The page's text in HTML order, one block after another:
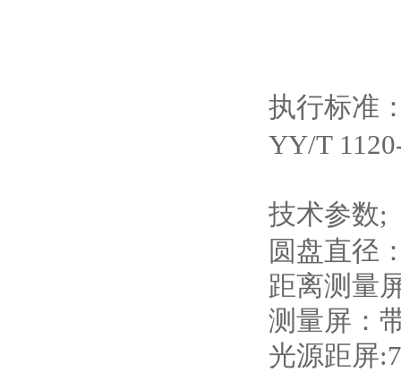
执行标准
YY/T
技术参数;
圆盘直径
距
测量
光源距